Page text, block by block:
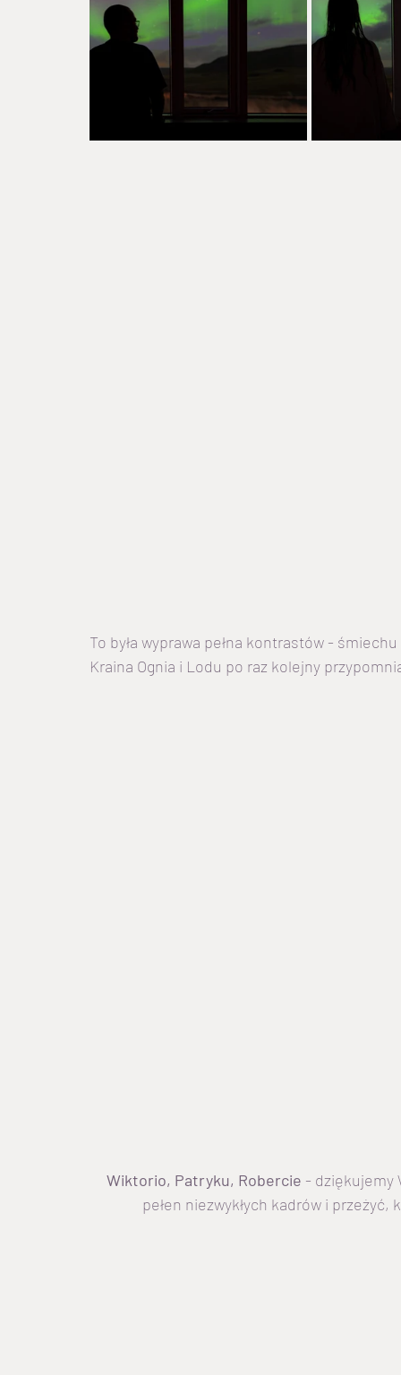
To była wyprawa pełna kontrastów -
Kraina Ognia i Lodu po raz kolejny
Wiktorio, Patryku, Robercie - dziękujemy
pełen niezwykłych kadrów i